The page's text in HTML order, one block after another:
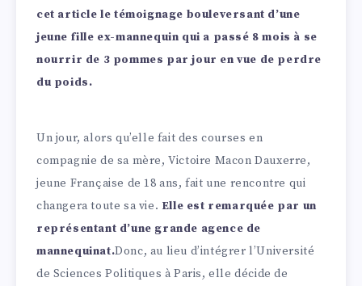
cet article le témoignage bouleversant d’une
jeune fille ex-mannequin qui a passé 8 mois à se
nourrir de 3 pommes par jour en vue de perdre
du poids.
Un jour, alors qu’elle fait des courses en
compagnie de sa mère, Victoire Macon Dauxerre,
jeune Française de 18 ans, fait une rencontre qui
changera toute sa vie. Elle est remarquée par un
représentant d’une grande agence de
mannequinat.Donc, au lieu d’intégrer l’Université
de Sciences Politiques à Paris, elle décide de